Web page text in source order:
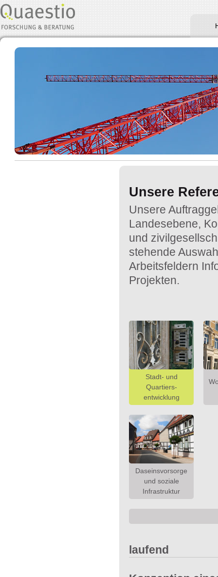
Unsere
Unsere
Landesebene,
und
stehende
Arbeitsfeldern
Projekten.
Stadt- und
Quartiers-
entwicklung
Daseinsvorsorge
und soziale
Infrastruktur
laufend